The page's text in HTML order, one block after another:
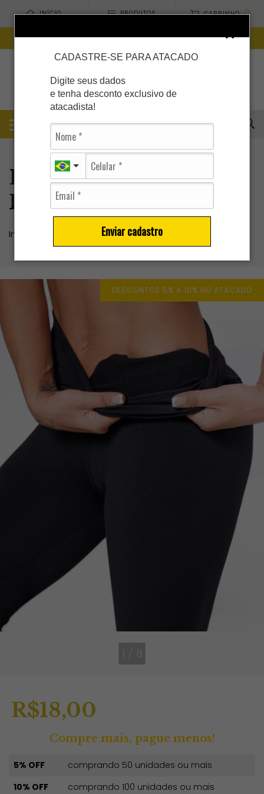
CADASTRE-SE PARA ATACADO
Digite seus dados
e tenha desconto exclusivo de
atacadista!
Enviar cadastro
INÍCIO PRODUTOS CARRINHO 0
MODA FEMININA - MÍNIMO DE COMPRAS R$299
LEGGING
FLANELADA
Início TODOS OS PRODUTOS - LEGGING FLANELADA
DESCONTOS 5% A 10% NO ATACADO
R$18,00
Compre mais, pague menos!
5% OFF
comprando 50 unidades ou mais
10% OFF
comprando 100 unidades ou mais